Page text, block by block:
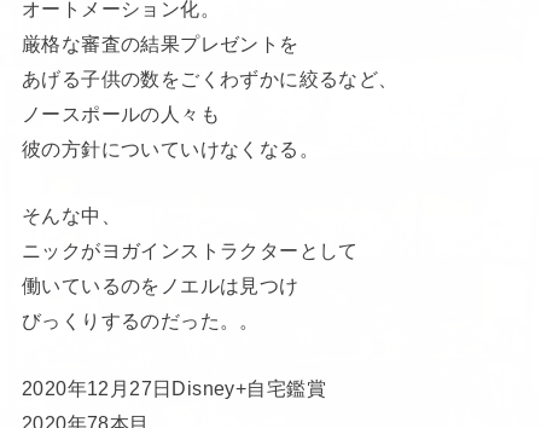
オートメーション化。
厳格な審査の結果プレゼントを
あげる子供の数をごくわずかに絞るなど、
ノースポールの人々も
彼の方針についていけなくなる。
そんな中、
ニックがヨガインストラクターとして
働いているのをノエルは見つけ
びっくりするのだった。。
2020年12月27日Disney+自宅鑑賞
2020年78本目